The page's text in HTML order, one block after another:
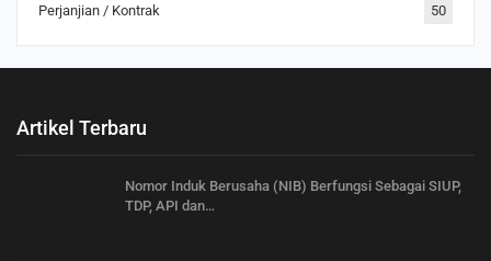
Perjanjian / Kontrak 50
Artikel Terbaru
Nomor Induk Berusaha (NIB) Berfungsi Sebagai SIUP,
TDP, API dan…